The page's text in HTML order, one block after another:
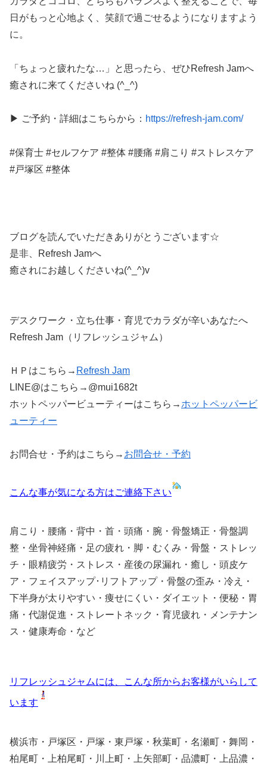
日がもっと心地よく、笑顔で過ごせるようになりますよう
に。
「ちょっと疲れたな…」と思ったら、ぜひRefresh Jamへ
癒されに来てくださいね (^_^)
▶ ご予約・詳細はこちらから： https://refresh-jam.com/
#保育士 #セルフケア #整体 #腰痛 #肩こり #ストレスケア
#戸塚区 #整体
ブログを読んでいただきありがとうございます☆
是非、Refresh Jamへ
癒されにお越しくださいね(^_^)v
デスクワーク・立ち仕事・育児でカラダが辛いあなたへ
Refresh Jam（リフレッシュジャム）
ＨＰはこちら→ Refresh Jam
LINE@はこちら→@mui1682t
ホットペッパービューティーはこちら→ ホットペッパービ
ューティー
お問合せ・予約はこちら→ お問合せ・予約
こんな事が気になる方はご連絡下さい
肩こり・腰痛・背中・首・頭痛・腕・骨盤矯正・骨盤調
整・坐骨神経痛・足の疲れ・脚・むくみ・骨盤・ストレッ
チ・眼精疲労・ストレス・産後の尿漏れ・癒し・頭皮ケ
ア・フェイスアップ･リフトアップ・骨盤の歪み・冷え・
下半身が太りやすい・痩せにくい・ダイエット・便秘・胃
痛・代謝促進・ストレートネック・育児疲れ・メンテナン
ス・健康寿命・など
リフレッシュジャムには、こんな所からお客様がいらして
います
横浜市・戸塚区・戸塚・東戸塚・秋葉町・名瀬町・舞岡・
柏尾町・上柏尾町・川上町・上矢部町・品濃町・上品濃・